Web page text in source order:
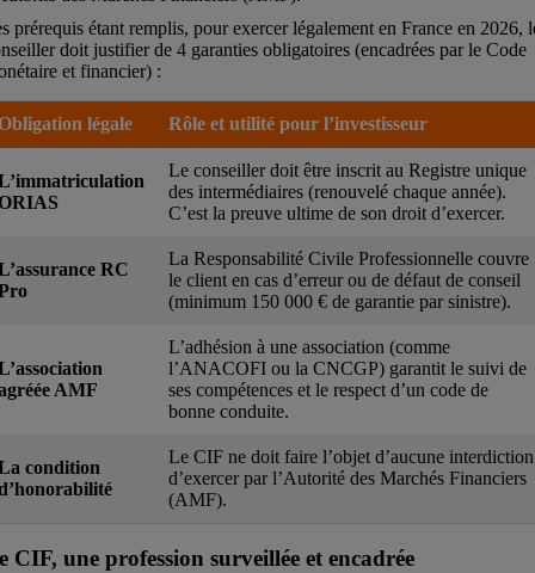
prérequis étant remplis, pour exercer légalement en France en 2026,
doit justifier de 4 garanties obligatoires (encadrées par le Code
et financier) :
légale Rôle et utilité pour l’investisseur
Le conseiller doit être inscrit au Registre unique
des intermédiaires (renouvelé chaque année).
C’est la preuve ultime de son droit d’exercer.
RC
La Responsabilité Civile Professionnelle couvre
le client en cas d’erreur ou de défaut de conseil
(minimum 150 000 € de garantie par sinistre).
AMF
L’adhésion à une association (comme
l’ANACOFI ou la CNCGP) garantit le suivi de
ses compétences et le respect d’un code de
bonne conduite.
condition
Le CIF ne doit faire l’objet d’aucune interdiction
d’exercer par l’Autorité des Marchés Financiers
(AMF).
CIF, une profession surveillée et encadrée